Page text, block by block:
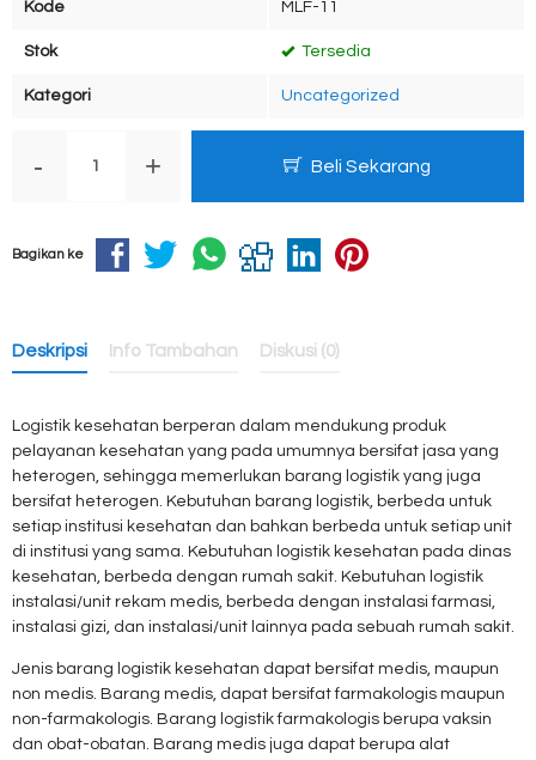
Kode MLF-11
Stok Tersedia
Kategori Uncategorized
- + Beli Sekarang
Bagikan ke
Deskripsi Info Tambahan Diskusi (0)
Logistik kesehatan berperan dalam mendukung produk
pelayanan kesehatan yang pada umumnya bersifat jasa yang
heterogen, sehingga memerlukan barang logistik yang juga
bersifat heterogen. Kebutuhan barang logistik, berbeda untuk
setiap institusi kesehatan dan bahkan berbeda untuk setiap unit
di institusi yang sama. Kebutuhan logistik kesehatan pada dinas
kesehatan, berbeda dengan rumah sakit. Kebutuhan logistik
instalasi/unit rekam medis, berbeda dengan instalasi farmasi,
instalasi gizi, dan instalasi/unit lainnya pada sebuah rumah sakit.
Jenis barang logistik kesehatan dapat bersifat medis, maupun
non medis. Barang medis, dapat bersifat farmakologis maupun
non-farmakologis. Barang logistik farmakologis berupa vaksin
dan obat-obatan. Barang medis juga dapat berupa alat